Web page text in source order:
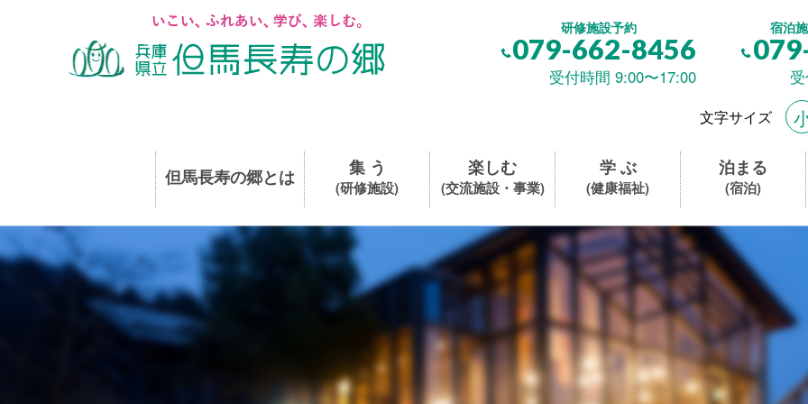
研修施設予約
079-662-8456
受付時間 9:00〜17:00
宿泊
文字サイズ
但馬長寿の郷とは 集 う
(研修施設)
楽しむ
(交流施設・事業)
学 ぶ
(健康福祉)
泊まる
(宿泊)